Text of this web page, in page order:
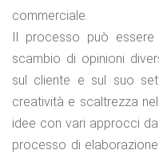
commerciale.
Il processo può
scambio di opinioni
sul cliente e sul suo
creatività e scaltrezza
idee con vari approcci
processo di